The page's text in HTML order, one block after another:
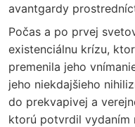
avantgardy
Počas a po prvej
existenciálnu krízu,
premenila jeho
jeho niekdajšieho
do prekvapivej a
ktorú potvrdil vydaním